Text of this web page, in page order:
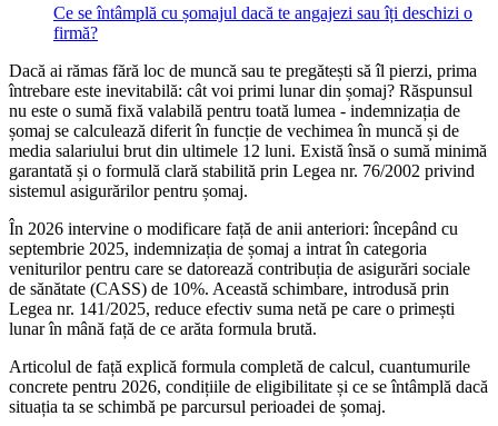
Ce se întâmplă cu șomajul dacă te angajezi sau îți deschizi o
firmă?
Dacă ai rămas fără loc de muncă sau te pregătești să îl pierzi, prima
întrebare este inevitabilă: cât voi primi lunar din șomaj? Răspunsul
nu este o sumă fixă valabilă pentru toată lumea - indemnizația de
șomaj se calculează diferit în funcție de vechimea în muncă și de
media salariului brut din ultimele 12 luni. Există însă o sumă minimă
garantată și o formulă clară stabilită prin Legea nr. 76/2002 privind
sistemul asigurărilor pentru șomaj.
În 2026 intervine o modificare față de anii anteriori: începând cu
septembrie 2025, indemnizația de șomaj a intrat în categoria
veniturilor pentru care se datorează contribuția de asigurări sociale
de sănătate (CASS) de 10%. Această schimbare, introdusă prin
Legea nr. 141/2025, reduce efectiv suma netă pe care o primești
lunar în mână față de ce arăta formula brută.
Articolul de față explică formula completă de calcul, cuantumurile
concrete pentru 2026, condițiile de eligibilitate și ce se întâmplă dacă
situația ta se schimbă pe parcursul perioadei de șomaj.